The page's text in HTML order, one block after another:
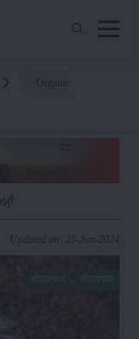
Updated on: 25-Jun-2024